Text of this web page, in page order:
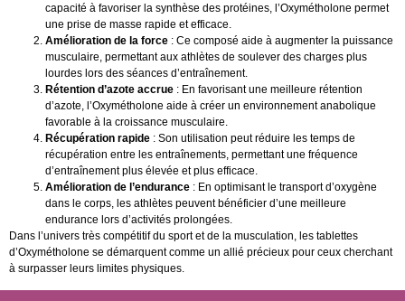
capacité à favoriser la synthèse des protéines, l’Oxymétholone permet
une prise de masse rapide et efficace.
Amélioration de la force : Ce composé aide à augmenter la puissance
musculaire, permettant aux athlètes de soulever des charges plus
lourdes lors des séances d’entraînement.
Rétention d’azote accrue : En favorisant une meilleure rétention
d’azote, l’Oxymétholone aide à créer un environnement anabolique
favorable à la croissance musculaire.
Récupération rapide : Son utilisation peut réduire les temps de
récupération entre les entraînements, permettant une fréquence
d’entraînement plus élevée et plus efficace.
Amélioration de l’endurance : En optimisant le transport d’oxygène
dans le corps, les athlètes peuvent bénéficier d’une meilleure
endurance lors d’activités prolongées.
Dans l’univers très compétitif du sport et de la musculation, les tablettes
d’Oxymétholone se démarquent comme un allié précieux pour ceux cherchant
à surpasser leurs limites physiques.